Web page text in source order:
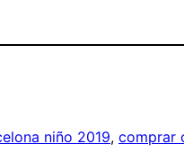
niño 2019, comprar